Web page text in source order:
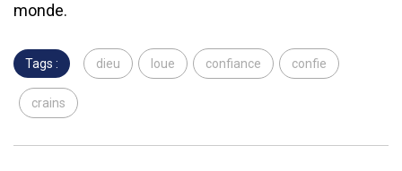
monde.
Tags : dieu loue confiance confie
crains